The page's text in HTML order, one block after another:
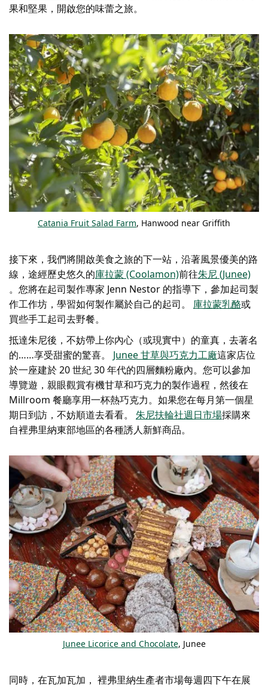
果和堅果，開啟您的味蕾之旅。
Catania Fruit Salad Farm, Hanwood near Griffith
接下來，我們將開啟美食之旅的下一站，沿著風景優美的路
線，途經歷史悠久的庫拉蒙 (Coolamon)前往朱尼 (Junee)
。您將在起司製作專家 Jenn Nestor 的指導下，參加起司製
作工作坊，學習如何製作屬於自己的起司。 庫拉蒙乳酪或
買些手工起司去野餐。
抵達朱尼後，不妨帶上你內心（或現實中）的童真，去著名
的……享受甜蜜的驚喜。 Junee 甘草與巧克力工廠這家店位
於一座建於 20 世紀 30 年代的四層麵粉廠內。您可以參加
導覽遊，親眼觀賞有機甘草和巧克力的製作過程，然後在
Millroom 餐廳享用一杯熱巧克力。如果您在每月第一個星
期日到訪，不妨順道去看看。 朱尼扶輪社週日市場採購來
自裡弗里納東部地區的各種誘人新鮮商品。
Junee Licorice and Chocolate, Junee
同時，在瓦加瓦加， 裡弗里納生產者市場每週四下午在展